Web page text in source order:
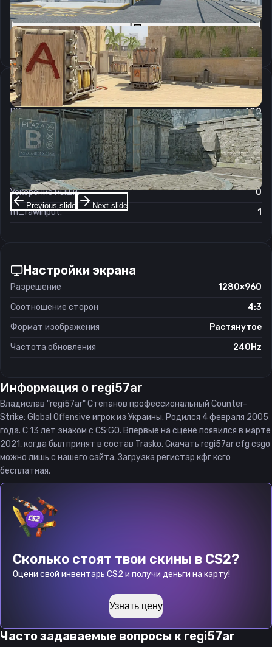
Previous slide Next slide
Скопировать
Настройки мыши
DPI:
400
Чувствительность мыши в игре:
1.4
Чувствительность мыши в зуме:
1
Чувствительность мыши в Windows:
6/11
Ускорение мыши:
0
m_rawinput:
1
Настройки экрана
Разрешение
1280×960
Соотношение сторон
4:3
Формат изображения
Растянутое
Частота обновления
240Hz
Информация о regi57ar
Владислав "regi57ar" Степанов профессиональный Counter-
Strike: Global Offensive игрок из Украины. Родился 4 февраля 2005
года. С 13 лет знаком с CS:GO. Впервые на сцене появился в марте
2021, когда был принят в состав Trasko. Скачать regi57ar cfg csgo
можно лишь с нашего сайта. Загрузка регистар кфг ксго
бесплатная.
Сколько стоят твои скины в CS2?
Оцени свой инвентарь CS2 и получи деньги на карту!
Узнать цену
Часто задаваемые вопросы к regi57ar